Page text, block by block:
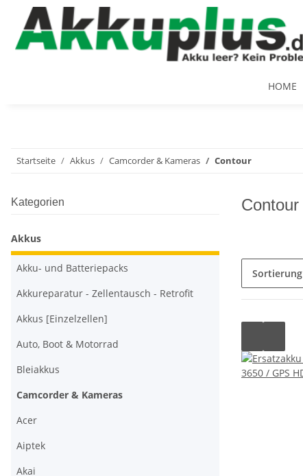
HOME
Startseite Akkus Camcorder & Kameras Contour
Contour
Sortierung
Kategorien
Akkus
Akku- und Batteriepacks
Akkureparatur - Zellentausch - Retrofit
Akkus [Einzelzellen]
Auto, Boot & Motorrad
Bleiakkus
Camcorder & Kameras
Acer
Aiptek
Akai